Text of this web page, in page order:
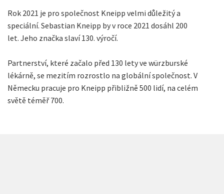
Rok 2021 je pro společnost Kneipp velmi důležitý a
speciální. Sebastian Kneipp by v roce 2021 dosáhl 200
let. Jeho značka slaví 130. výročí.
Partnerství, které začalo před 130 lety ve würzburské
lékárně, se mezitím rozrostlo na globální společnost. V
Německu pracuje pro Kneipp přibližně 500 lidí, na celém
světě téměř 700.